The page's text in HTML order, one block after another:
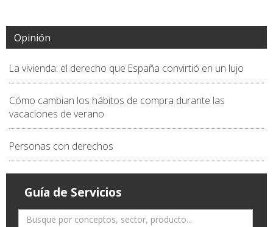
Opinión
La vivienda: el derecho que España convirtió en un lujo
Cómo cambian los hábitos de compra durante las
vacaciones de verano
Personas con derechos
Guía de Servicios